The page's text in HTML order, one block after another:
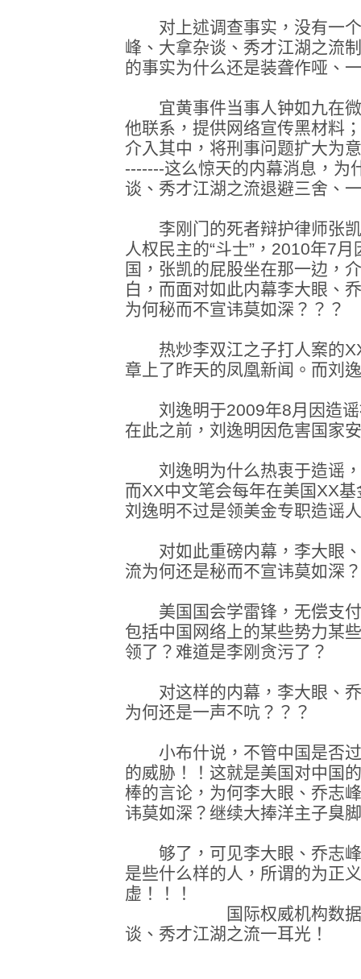
对上述调查事实，没有一个
峰、大拿杂谈、秀才江湖之流
的事实为什么还是装聋作哑、
宜黄事件当事人钟如九在微
他联系，提供网络宣传黑材料
介入其中，将刑事问题扩大为
-------这么惊天的内幕消息，为
谈、秀才江湖之流退避三舍、
李刚门的死者辩护律师张凯
人权民主的“斗士”，2010年7
国，张凯的屁股坐在那一边，
白，而面对如此内幕李大眼、
为何秘而不宣讳莫如深？？？
热炒李双江之子打人案的
章上了昨天的凤凰新闻。而刘
刘逸明于2009年8月因造谣
在此之前，刘逸明因危害国家
刘逸明为什么热衷于造谣，
而XX中文笔会每年在美国XX
刘逸明不过是领美金专职造谣
对如此重磅内幕，李大眼、
流为何还是秘而不宣讳莫如深
美国国会学雷锋，无偿支付
包括中国网络上的某些势力某
领了？难道是李刚贪污了？
对这样的内幕，李大眼、乔
为何还是一声不吭？？？
小布什说，不管中国是否过
的威胁！！这就是美国对中国
棒的言论，为何李大眼、乔志
讳莫如深？继续大捧洋主子臭
够了，可见李大眼、乔志峰
是些什么样的人，所谓的为正
虚！！！
国际权威机构数据抽了
谈、秀才江湖之流一耳光！